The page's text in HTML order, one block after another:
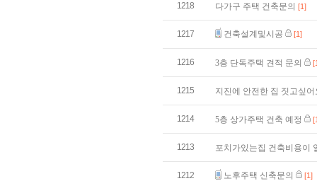
1218 다가구 주택 건축문의 [1]
1217 건축설계및시공 [1]
1216 3층 단독주택 견적 문의
1215 지진에 안전한 집 짓고싶어
1214 5층 상가주택 건축 예정
1213 포치가있는집 건축비용이
1212 노후주택 신축문의 [1]